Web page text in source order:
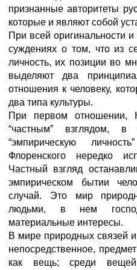
признанные авторитеты
которые и являют собой
При всей оригинальности
сужде­ниях о том, что из
личность, их позиции во
выделяют два
отношения к человеку,
два типа культуры.
При первом отношении,
“частным” взглядом, в
“эмпирическую
Флоренского нередко
Частный взгляд
эмпирическом бытии
случай. Это мир
людьми, в нем
материальные интересы.
В мире природных связей и
непосредственное,
как вещь; среди вещей,